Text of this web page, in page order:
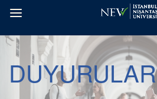
DUYURULAR